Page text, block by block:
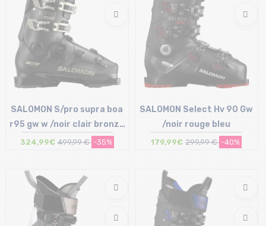
23/23.5 cm
SALOMON S/pro supra boa
r95 gw w /noir clair bronze
met
324,99€ 499,99 € -35%
26/26.5 cm
SALOMON Select Hv 90 Gw
/noir rouge bleu
179,99€ 299,99 € -40%